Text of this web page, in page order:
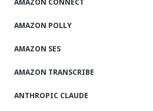
AMAZON CONNECT
AMAZON POLLY
AMAZON SES
AMAZON TRANSCRIBE
ANTHROPIC CLAUDE